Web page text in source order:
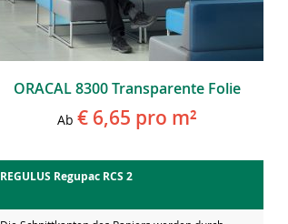
ORACAL 8300 Transparente Folie
Ab € 6,65 pro m²
REGULUS Regupac RCS 2